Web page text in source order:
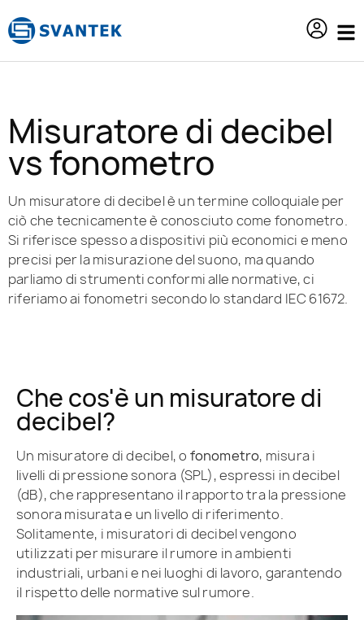
Misuratore di decibel
vs fonometro
Un misuratore di decibel è un termine colloquiale per
ciò che tecnicamente è conosciuto come fonometro.
Si riferisce spesso a dispositivi più economici e meno
precisi per la misurazione del suono, ma quando
parliamo di strumenti conformi alle normative, ci
riferiamo ai fonometri secondo lo standard IEC 61672.
Che cos'è un misuratore di
decibel?
Un misuratore di decibel, o fonometro, misura i
livelli di pressione sonora (SPL), espressi in decibel
(dB), che rappresentano il rapporto tra la pressione
sonora misurata e un livello di riferimento.
Solitamente, i misuratori di decibel vengono
utilizzati per misurare il rumore in ambienti
industriali, urbani e nei luoghi di lavoro, garantendo
il rispetto delle normative sul rumore.